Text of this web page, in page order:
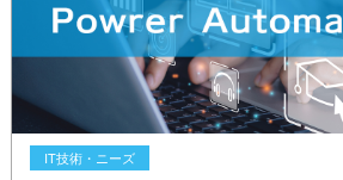
IT技術・ニーズ